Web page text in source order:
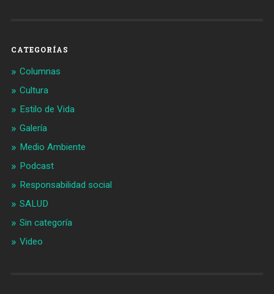
CATEGORÍAS
Columnas
Cultura
Estilo de Vida
Galería
Medio Ambiente
Podcast
Responsabilidad social
SALUD
Sin categoría
Video